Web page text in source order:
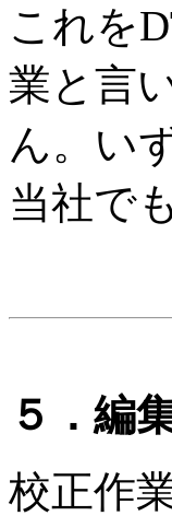
これを
業と言
ん。い
当社で
５．編
校正作